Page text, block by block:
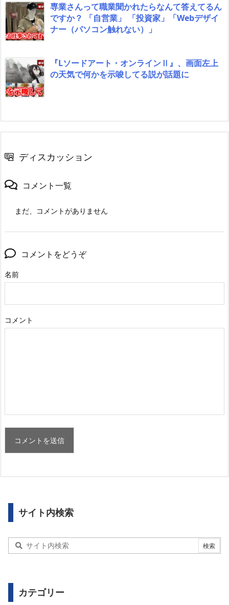
専業さんって職業聞かれたらなんて答えてるん
ですか？ 「自営業」 「投資家」「Webデザイ
ナー（パソコン触れない）」
『Lソードアート・オンラインⅡ』、画面左上
の天気で何かを示唆してる説が話題に
ディスカッション
コメント一覧
まだ、コメントがありません
コメントをどうぞ
名前
コメント
サイト内検索
カテゴリー